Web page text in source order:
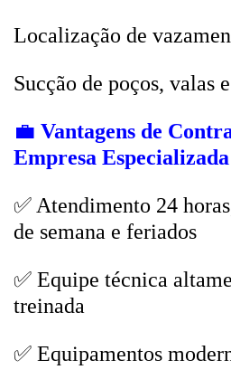
Localização de
Sucção de poços, valas
💼 Vantagens de
Empresa Especializada
✅ Atendimento 24
de semana e feriados
✅ Equipe técnica
treinada
✅ Equipamentos